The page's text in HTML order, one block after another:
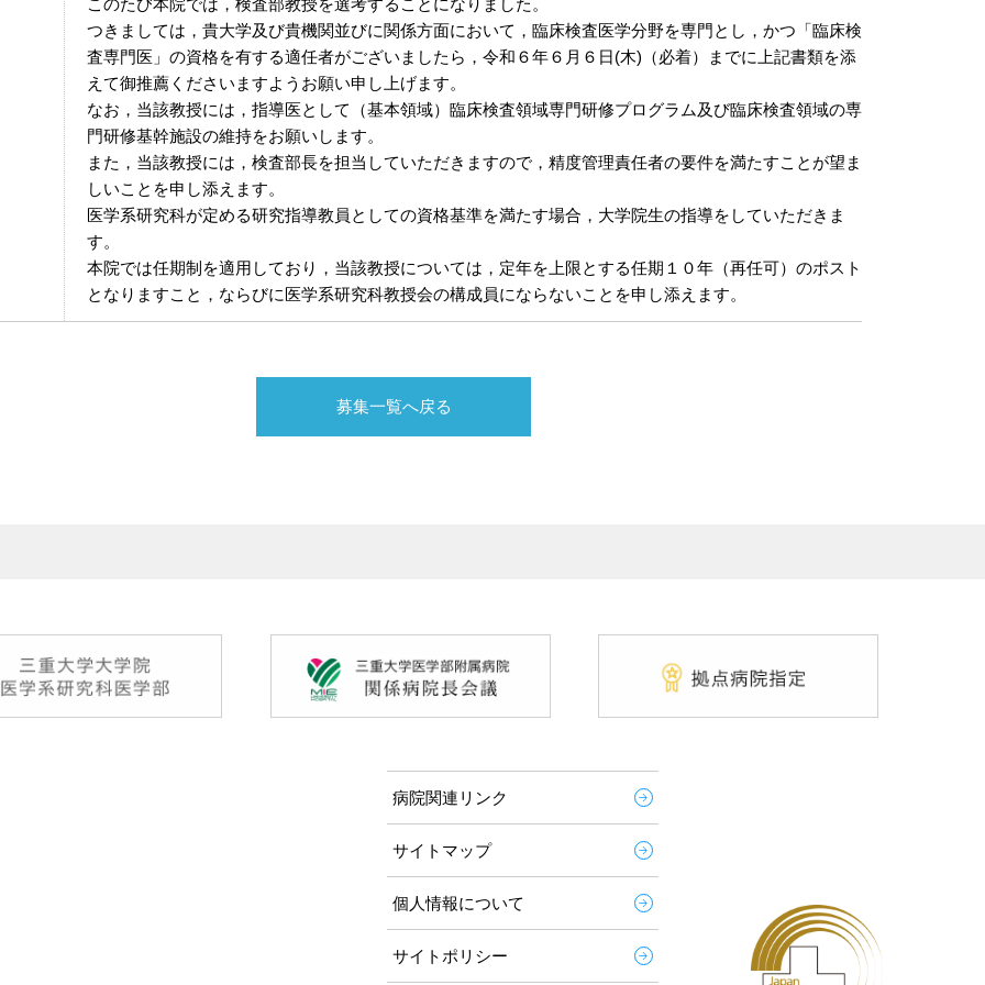
このたび本院では，検査部教授を選考することになりました。
つきましては，貴大学及び貴機関並びに関係方面において，臨床検査医学分野を専門とし，かつ「臨床検
査専門医」の資格を有する適任者がございましたら，令和６年６月６日(木)（必着）までに上記書類を添
えて御推薦くださいますようお願い申し上げます。
なお，当該教授には，指導医として（基本領域）臨床検査領域専門研修プログラム及び臨床検査領域の専
門研修基幹施設の維持をお願いします。
また，当該教授には，検査部長を担当していただきますので，精度管理責任者の要件を満たすことが望ま
しいことを申し添えます。
医学系研究科が定める研究指導教員としての資格基準を満たす場合，大学院生の指導をしていただきま
す。
本院では任期制を適用しており，当該教授については，定年を上限とする任期１０年（再任可）のポスト
となりますこと，ならびに医学系研究科教授会の構成員にならないことを申し添えます。
募集一覧へ戻る
病院関連リンク
サイトマップ
個人情報について
サイトポリシー